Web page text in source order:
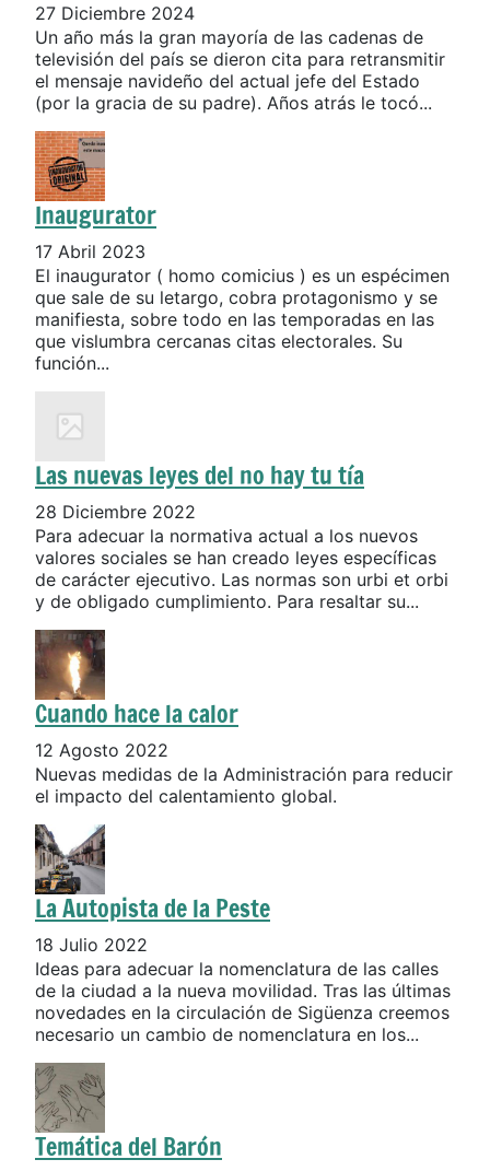
27 Diciembre 2024
Un año más la gran mayoría de las cadenas de
televisión del país se dieron cita para retransmitir
el mensaje navideño del actual jefe del Estado
(por la gracia de su padre). Años atrás le tocó...
Inaugurator
17 Abril 2023
El inaugurator ( homo comicius ) es un espécimen
que sale de su letargo, cobra protagonismo y se
manifiesta, sobre todo en las temporadas en las
que vislumbra cercanas citas electorales. Su
función...
Las nuevas leyes del no hay tu tía
28 Diciembre 2022
Para adecuar la normativa actual a los nuevos
valores sociales se han creado leyes específicas
de carácter ejecutivo. Las normas son urbi et orbi
y de obligado cumplimiento. Para resaltar su...
Cuando hace la calor
12 Agosto 2022
Nuevas medidas de la Administración para reducir
el impacto del calentamiento global.
La Autopista de la Peste
18 Julio 2022
Ideas para adecuar la nomenclatura de las calles
de la ciudad a la nueva movilidad. Tras las últimas
novedades en la circulación de Sigüenza creemos
necesario un cambio de nomenclatura en los...
Temática del Barón